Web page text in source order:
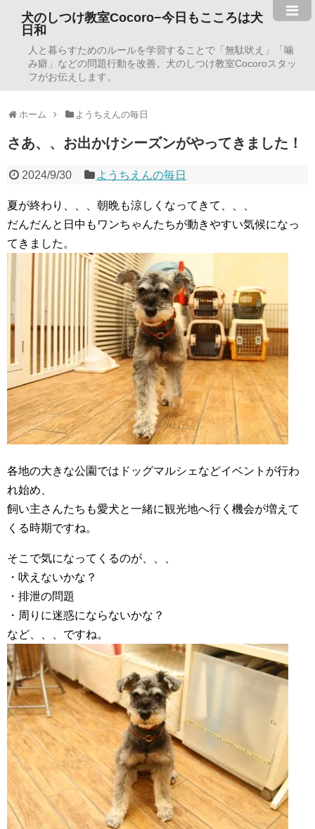
犬のしつけ教室Cocoro−今日もこころは犬
日和
人と暮らすためのルールを学習することで「無駄吠え」「噛
み癖」などの問題行動を改善。犬のしつけ教室Cocoroスタッ
フがお伝えします。
ホーム ようちえんの毎日
さあ、、お出かけシーズンがやってきました！
2024/9/30 ようちえんの毎日
夏が終わり、、、朝晩も涼しくなってきて、、、
だんだんと日中もワンちゃんたちが動きやすい気候になっ
てきました。
各地の大きな公園ではドッグマルシェなどイベントが行わ
れ始め、
飼い主さんたちも愛犬と一緒に観光地へ行く機会が増えて
くる時期ですね。
そこで気になってくるのが、、、
・吠えないかな？
・排泄の問題
・周りに迷惑にならないかな？
など、、、ですね。